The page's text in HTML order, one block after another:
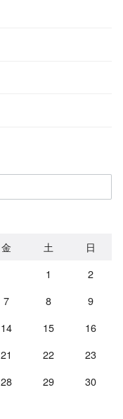
金 土
日
1
2
7 8
9
14 15
16
21 22
23
28 29
30